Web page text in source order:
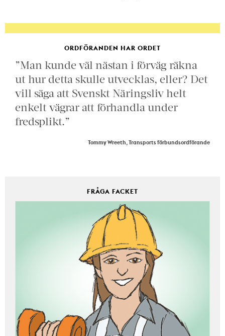
ORDFÖRANDEN HAR ORDET
”Man kunde väl nästan i förväg räkna
ut hur detta skulle utvecklas, eller? Det
vill säga att Svenskt Näringsliv helt
enkelt vägrar att förhandla under
fredsplikt.”
Tommy Wreeth, Transports förbundsordförande
FRÅGA FACKET